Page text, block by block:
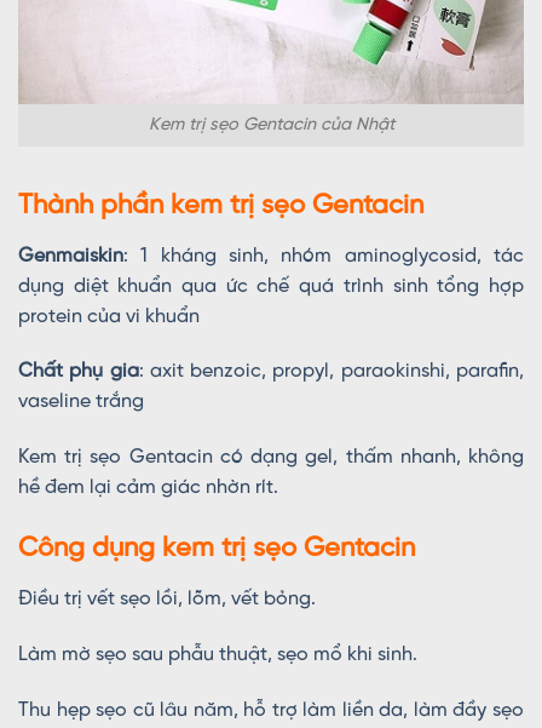
Kem trị sẹo Gentacin của Nhật
Thành phần kem trị sẹo Gentacin
Genmaiskin: 1 kháng sinh, nhóm aminoglycosid, tác
dụng diệt khuẩn qua ức chế quá trình sinh tổng hợp
protein của vi khuẩn
Chất phụ gia: axit benzoic, propyl, paraokinshi, parafin,
vaseline trắng
Kem trị sẹo Gentacin có dạng gel, thấm nhanh, không
hề đem lại cảm giác nhờn rít.
Công dụng kem trị sẹo Gentacin
Điều trị vết sẹo lồi, lõm, vết bỏng.
Làm mờ sẹo sau phẫu thuật, sẹo mổ khi sinh.
Thu hẹp sẹo cũ lâu năm, hỗ trợ làm liền da, làm đầy sẹo